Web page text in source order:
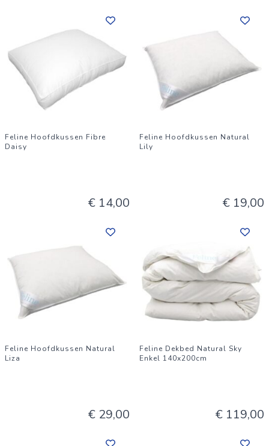
Feline Hoofdkussen Fibre
Daisy
€ 14,00
Feline Hoofdkussen Natural
Lily
€ 19,00
Feline Hoofdkussen Natural
Liza
€ 29,00
Feline Dekbed Natural Sky
Enkel 140x200cm
€ 119,00